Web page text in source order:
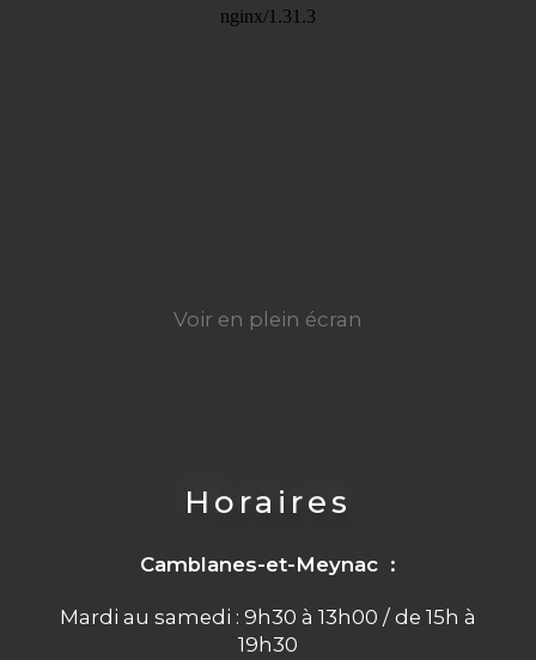
Voir en plein écran
Horaires
Camblanes-et-Meynac :
Mardi au samedi : 9h30 à 13h00 / de 15h à
19h30